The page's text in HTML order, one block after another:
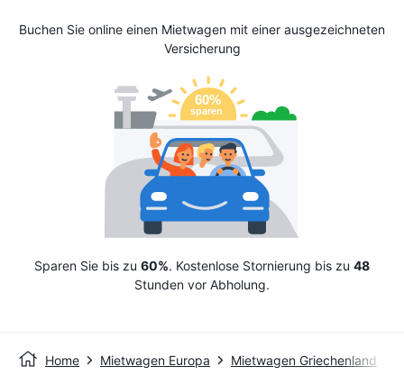
Buchen Sie online einen Mietwagen mit einer ausgezeichneten
Versicherung
Sparen Sie bis zu 60%. Kostenlose Stornierung bis zu 48
Stunden vor Abholung.
Home Mietwagen Europa Mietwagen Griechenland